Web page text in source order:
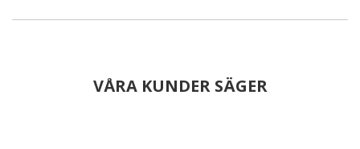
VÅRA KUNDER SÄGER